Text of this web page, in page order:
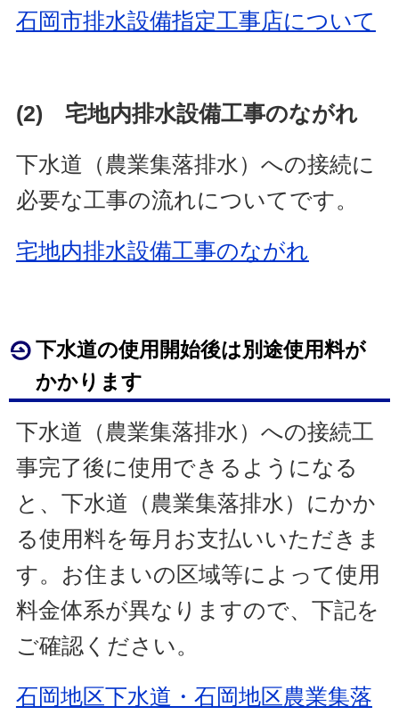
石岡市排水設備指定工事店について
(2) 宅地内排水設備工事のながれ
下水道（農業集落排水）への接続に
必要な工事の流れについてです。
宅地内排水設備工事のながれ
下水道の使用開始後は別途使用料が
かかります
下水道（農業集落排水）への接続工
事完了後に使用できるようになる
と、下水道（農業集落排水）にかか
る使用料を毎月お支払いいただきま
す。お住まいの区域等によって使用
料金体系が異なりますので、下記を
ご確認ください。
石岡地区下水道・石岡地区農業集落